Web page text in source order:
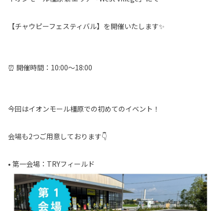
【チャウピーフェスティバル】を開催いたします✨
⏰ 開催時間：10:00～18:00
今回はイオンモール橿原での初めてのイベント！
会場も2つご用意しております👇
• 第一会場：TRYフィールド